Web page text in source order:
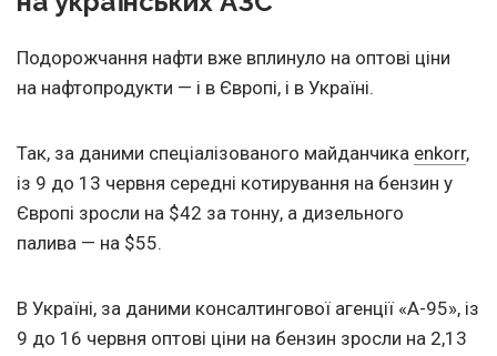
Подорожчання нафти вже вплинуло на оптові ціни
на нафтопродукти — і в Європі, і в Україні.
Так, за даними спеціалізованого майданчика enkorr,
із 9 до 13 червня середні котирування на бензин у
Європі зросли на $42 за тонну, а дизельного
палива — на $55.
В Україні, за даними консалтингової агенції «А-95», із
9 до 16 червня оптові ціни на бензин зросли на 2,13